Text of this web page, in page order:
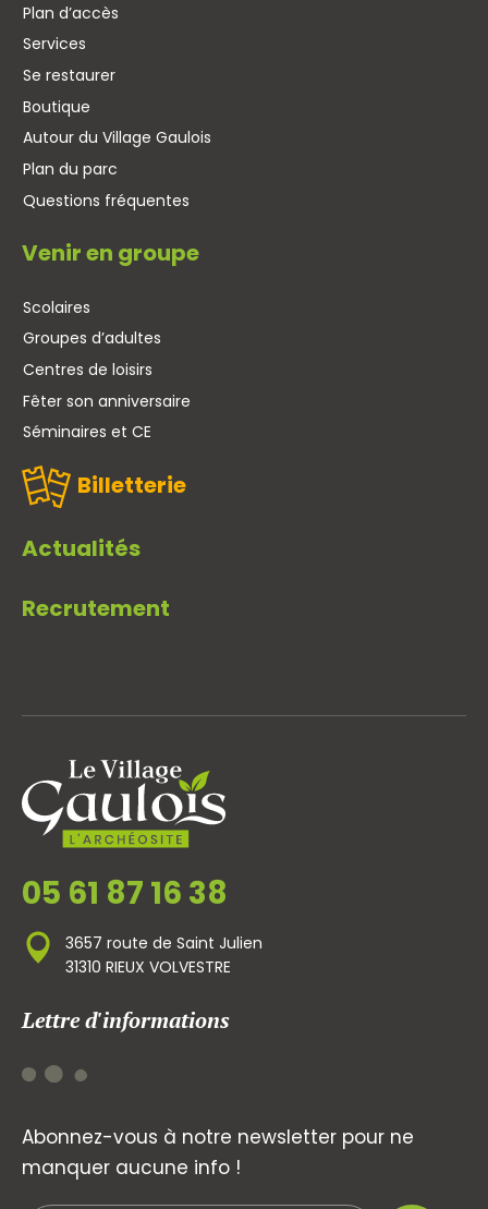
Plan d’accès
Services
Se restaurer
Boutique
Autour du Village Gaulois
Plan du parc
Questions fréquentes
Venir en groupe
Scolaires
Groupes d’adultes
Centres de loisirs
Fêter son anniversaire
Séminaires et CE
Billetterie
Actualités
Recrutement
05 61 87 16 38
3657 route de Saint Julien
31310 RIEUX VOLVESTRE
Lettre d'informations
Abonnez-vous à notre newsletter pour ne
manquer aucune info !